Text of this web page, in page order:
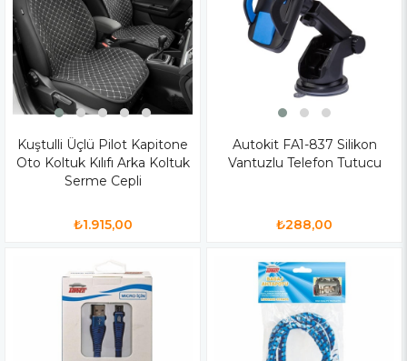
Kuştulli Üçlü Pilot Kapitone
Oto Koltuk Kılıfı Arka Koltuk
Serme Cepli
₺1.915,00
Autokit FA1-837 Silikon
Vantuzlu Telefon Tutucu
₺288,00